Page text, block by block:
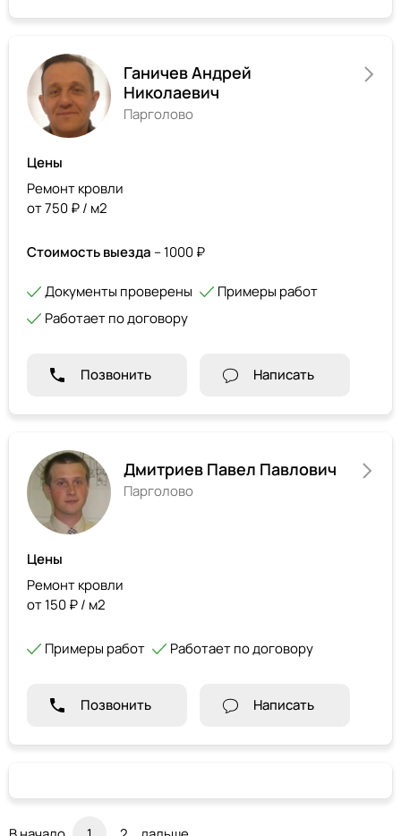
Ганичев Андрей
Николаевич
Парголово
Цены
Ремонт кровли
от 750 ₽ / м2
Стоимость выезда – 1000 ₽
Документы проверены
Примеры работ
Работает по договору
Позвонить Написать
Дмитриев Павел Павлович
Парголово
Цены
Ремонт кровли
от 150 ₽ / м2
Примеры работ Работает по договору
Позвонить Написать